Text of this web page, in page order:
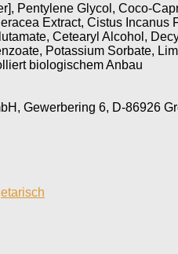
Pentylene Glycol, Coco-
Extract, Cistus Incanus
Cetearyl Alcohol,
Potassium Sorbate,
biologischem Anbau
Gewerbering 6, D-86926